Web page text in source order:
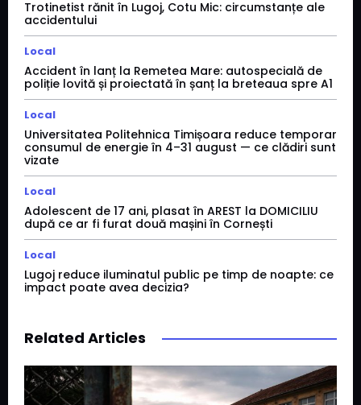
Trotinetist rănit în Lugoj, Cotu Mic: circumstanțe ale
accidentului
Local
Accident în lanț la Remetea Mare: autospecială de
poliție lovită și proiectată în șanț la breteaua spre A1
Local
Universitatea Politehnica Timișoara reduce temporar
consumul de energie în 4–31 august — ce clădiri sunt
vizate
Local
Adolescent de 17 ani, plasat în AREST la DOMICILIU
după ce ar fi furat două mașini în Cornești
Local
Lugoj reduce iluminatul public pe timp de noapte: ce
impact poate avea decizia?
Related Articles